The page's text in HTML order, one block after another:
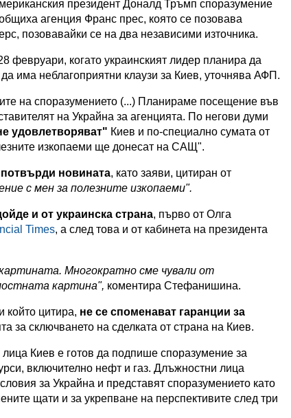
президент Доналд Тръмп споразумение
агенция Франс прес, която се позовава
позовавайки се на два независими източника.
февруари, когато украинският лидер планира да
има неблагоприятни клаузи за Киев, уточнява АФП.
на споразумението (...) Планираме посещение във
на Украйна за агенцията. По негови думи
удовлетворяват" Киев и по-специално сумата от
изкопаеми ще донесат на САЩ".
новината, като заяви, цитиран от
с мен за полезните изкопаеми".
и от украинска страна, първо от Олга
Times, а след това и от кабинета на президента
Многократно сме чували от
картина", коментира Стефанишина.
който цитира, не се споменават гаранции за
за сключването на сделката от страна на Киев.
Киев е готов да подпише споразумение за
включително нефт и газ. Длъжностни лица
за Украйна и представят споразумението като
щати и за укрепване на перспективите след три